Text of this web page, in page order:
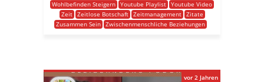
Wohlbefinden Steigern Youtube Playlist Youtube Video
Zeit
Zeitlose Botschaft Zeitmanagement
Zitate
Zusammen Sein Zwischenmenschliche Beziehungen
vor 2 Jahren